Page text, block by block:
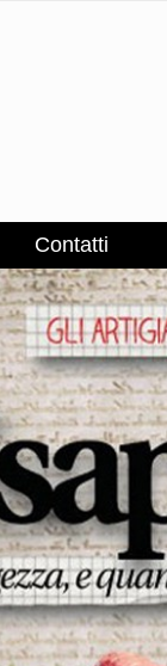
Contatti